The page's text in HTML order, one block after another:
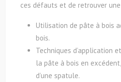
ces défauts et de retrouver
Utilisation de pâte à bois
bois.
Techniques d’application
la pâte à bois en
d’une spatule.